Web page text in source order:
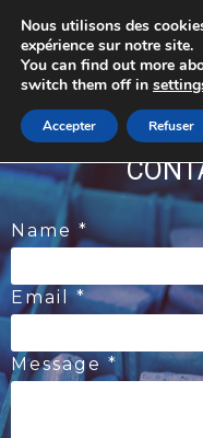
Name *
Email *
Message *
Nous utilisons des
expérience sur notre site.
You can find out more
switch them off in
Accepter Refuser